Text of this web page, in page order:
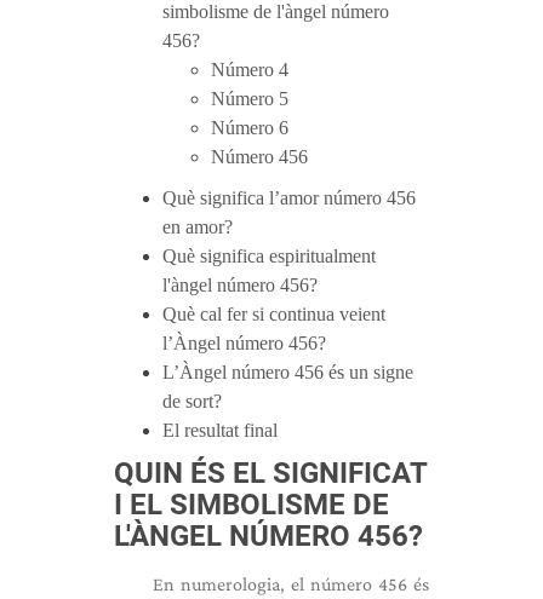
simbolisme de l'àngel número
456?
Número 4
Número 5
Número 6
Número 456
Què significa l’amor número 456
en amor?
Què significa espiritualment
l'àngel número 456?
Què cal fer si continua veient
l’Àngel número 456?
L’Àngel número 456 és un signe
de sort?
El resultat final
QUIN ÉS EL SIGNIFICAT
I EL SIMBOLISME DE
L'ÀNGEL NÚMERO 456?
En numerologia, el número 456 és